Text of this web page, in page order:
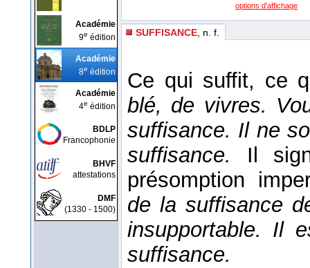
Académie
9e édition
Académie
8e édition
Académie
4e édition
BDLP
Francophonie
BHVF
attestations
DMF
(1330 - 1500)
options d'affichage
SUFFISANCE , n. f.
Ce qui suffit, ce
blé, de vivres.
suffisance. Il ne
suffisance. Il
présomption
de la suffisance
insupportable. Il
suffisance.